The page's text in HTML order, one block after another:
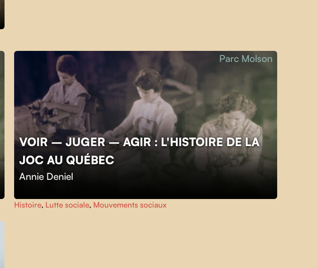
VOIR – JUGER – AGIR : L'HISTOIRE DE LA
JOC AU QUÉBEC
Annie Deniel
Parc Molson
Histoire, Lutte sociale, Mouvements sociaux